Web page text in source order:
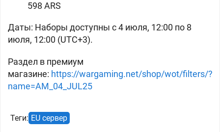
598 ARS
Даты: Наборы доступны с 4 июля, 12:00 по 8
июля, 12:00 (UTC+3).
Раздел в премиум
магазине: https://wargaming.net/shop/wot/filters/?
name=AM_04_JUL25
Теги: EU сервер